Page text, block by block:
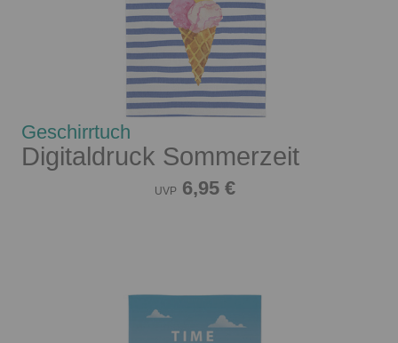
Geschirrtuch
Digitaldruck Sommerzeit
UVP 6,95 €